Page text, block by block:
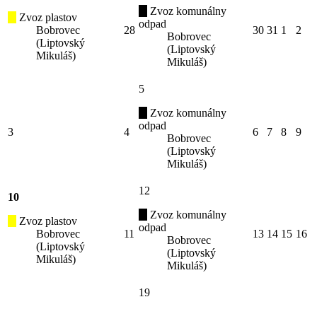
Zvoz plastov
Bobrovec
(Liptovský
Mikuláš)
28
Zvoz komunálny
odpad
Bobrovec
(Liptovský
Mikuláš)
30 31 1 2
3 4
5
Zvoz komunálny
odpad
Bobrovec
(Liptovský
Mikuláš)
6 7 8 9
10
Zvoz plastov
Bobrovec
(Liptovský
Mikuláš)
11
12
Zvoz komunálny
odpad
Bobrovec
(Liptovský
Mikuláš)
13 14 15 16
19